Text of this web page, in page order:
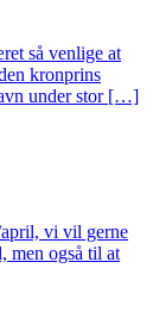
så venlige at
kronprins
under stor […]
vi vil gerne
men også til at